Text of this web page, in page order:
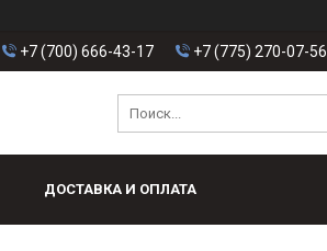
+7 (700) 666-43-17 +7 (775) 270-07-56
ДОСТАВКА И ОПЛАТА